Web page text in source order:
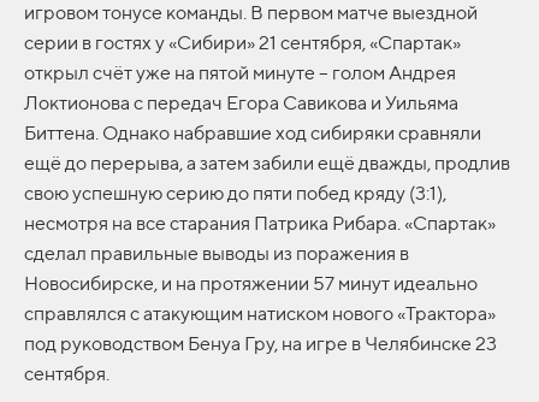
игровом тонусе команды. В первом матче выездной
серии в гостях у «Сибири» 21 сентября, «Спартак»
открыл счёт уже на пятой минуте – голом Андрея
Локтионова с передач Егора Савикова и Уильяма
Биттена. Однако набравшие ход сибиряки сравняли
ещё до перерыва, а затем забили ещё дважды, продлив
свою успешную серию до пяти побед кряду (3:1),
несмотря на все старания Патрика Рибара. «Спартак»
сделал правильные выводы из поражения в
Новосибирске, и на протяжении 57 минут идеально
справлялся с атакующим натиском нового «Трактора»
под руководством Бенуа Гру, на игре в Челябинске 23
сентября.